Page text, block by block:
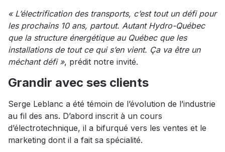
« L’électrification des transports, c’est tout un défi pour
les prochains 10 ans, partout. Autant Hydro-Québec
que la structure énergétique au Québec que les
installations de tout ce qui s’en vient. Ça va être un
méchant défi », prédit notre invité.
Grandir avec ses clients
Serge Leblanc a été témoin de l’évolution de l’industrie
au fil des ans. D’abord inscrit à un cours
d’électrotechnique, il a bifurqué vers les ventes et le
marketing dont il a fait sa spécialité.